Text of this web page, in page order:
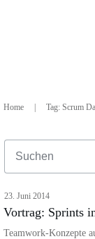
Home Tag: Scrum
23. Juni 2014
Vortrag: Sprints
Teamwork-Konzepte